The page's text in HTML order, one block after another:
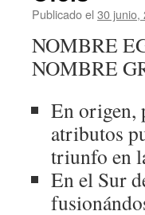
Publicado el 30 junio,
NOMBRE
NOMBRE
En origen,
atributos
triunfo en
En el Sur